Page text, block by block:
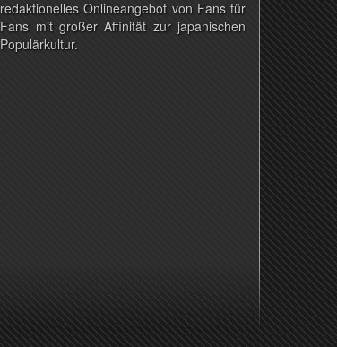
redaktionelles Onlineangebot von Fans für
Fans mit großer Affinität zur japanischen
Populärkultur.